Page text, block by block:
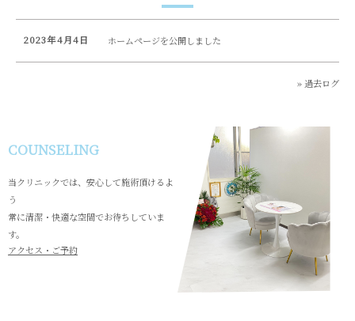
2023年4月4日 ホームページを公開しました
» 過去ログ
COUNSELING
当クリニックでは、安心して施術頂けるよ
う
常に清潔・快適な空間でお待ちしていま
す。
アクセス・ご予約